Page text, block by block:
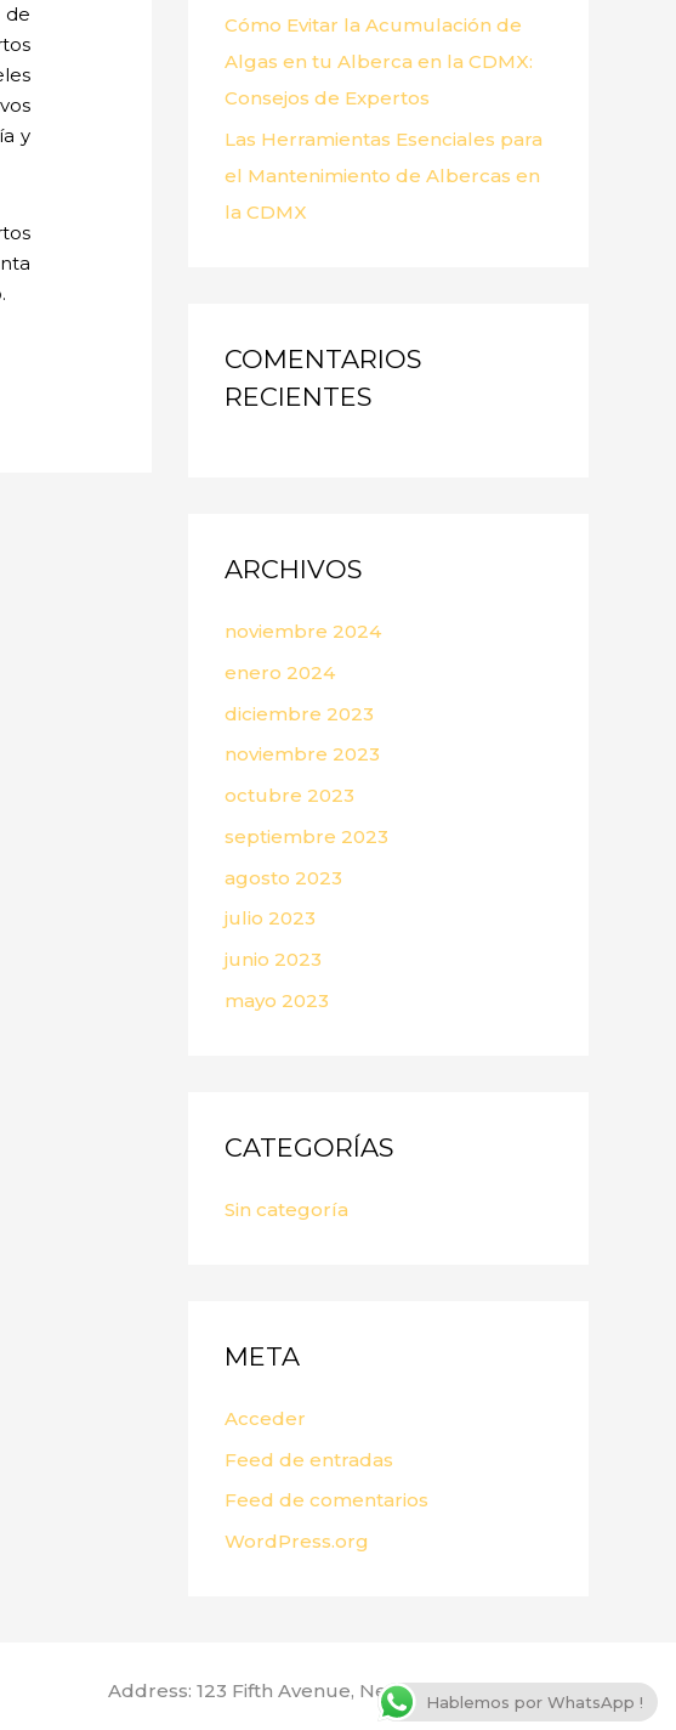
y
Cómo Evitar la Acumulación de
Algas en tu Alberca en la CDMX:
Consejos de Expertos
Las Herramientas Esenciales para
el Mantenimiento de Albercas en
la CDMX
COMENTARIOS
RECIENTES
ARCHIVOS
noviembre 2024
enero 2024
diciembre 2023
noviembre 2023
octubre 2023
septiembre 2023
agosto 2023
julio 2023
junio 2023
mayo 2023
CATEGORÍAS
Sin categoría
META
Acceder
Feed de entradas
Feed de comentarios
WordPress.org
Address: 123 Fifth Avenue, New York, NY 10160, USA
Hablemos por WhatsApp !